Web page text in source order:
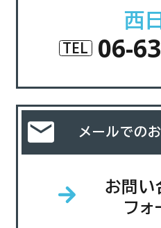
西
TEL 06-
メールでの
お問い
フォ